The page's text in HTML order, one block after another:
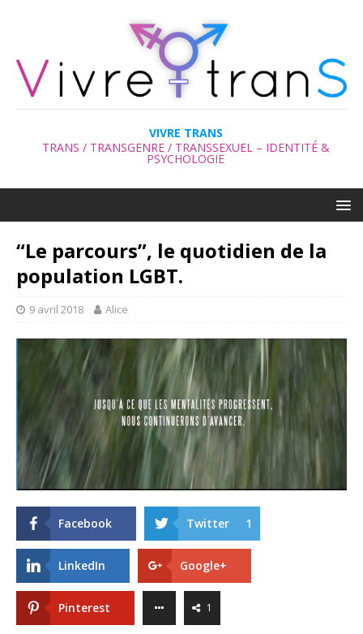
VIVRE TRANS
TRANS / TRANSGENRE / TRANSSEXUEL – IDENTITÉ &
PSYCHOLOGIE
“Le parcours”, le quotidien de la
population LGBT.
9 avril 2018 Alice
Facebook Twitter 1
LinkedIn Google+
Pinterest 1